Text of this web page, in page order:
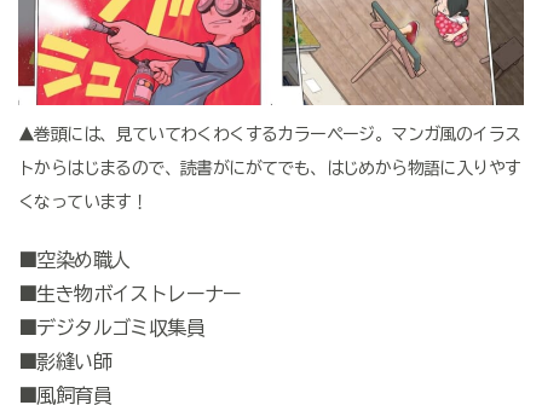
▲巻頭には、見ていてわくわくするカラーページ。マンガ風のイラス
トからはじまるので、読書がにがてでも、はじめから物語に入りやす
くなっています！
■空染め職人
■生き物ボイストレーナー
■デジタルゴミ収集員
■影縫い師
■風飼育員